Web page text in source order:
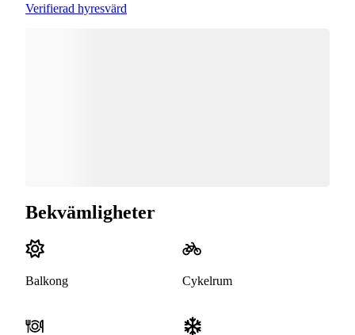
Verifierad hyresvärd
Bekvämligheter
Balkong Cykelrum